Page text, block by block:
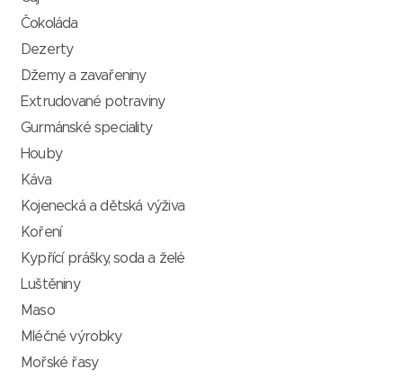
Čokoláda
Dezerty
Džemy a zavařeniny
Extrudované potraviny
Gurmánské speciality
Houby
Káva
Kojenecká a dětská výživa
Koření
Kypřící prášky, soda a želé
Luštěniny
Maso
Mléčné výrobky
Mořské řasy